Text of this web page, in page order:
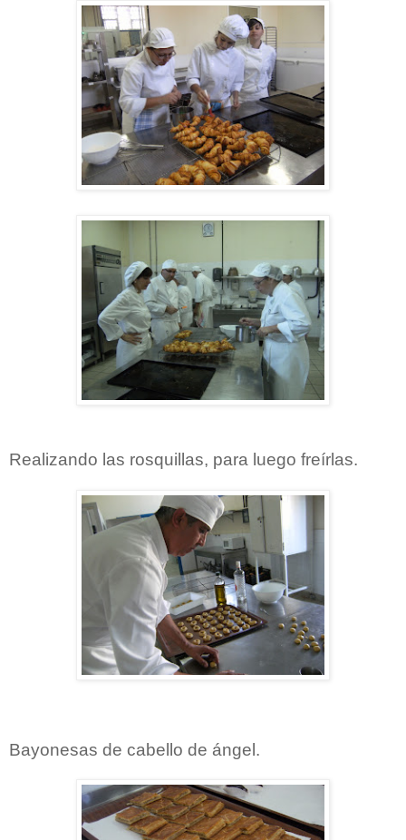
Realizando las rosquillas, para luego freírlas.
Bayonesas de cabello de ángel.